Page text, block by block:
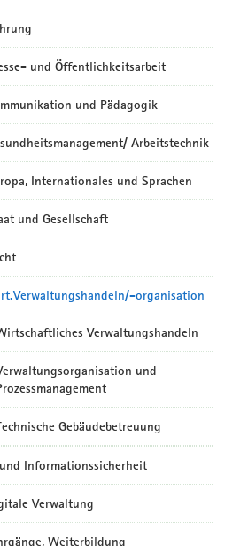
und Öffentlichkeitsarbeit
und Pädagogik
Arbeitstechnik
Internationales und Sprachen
und Gesellschaft
organisation
Verwaltungshandeln
und
Gebäudebetreuung
Informationssicherheit
Verwaltung
Weiterbildung